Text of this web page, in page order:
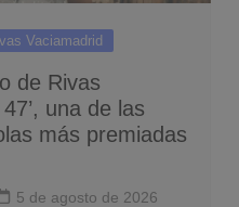
Vaciamadrid
de Rivas
una de las
más premiadas
5 de agosto de 2026